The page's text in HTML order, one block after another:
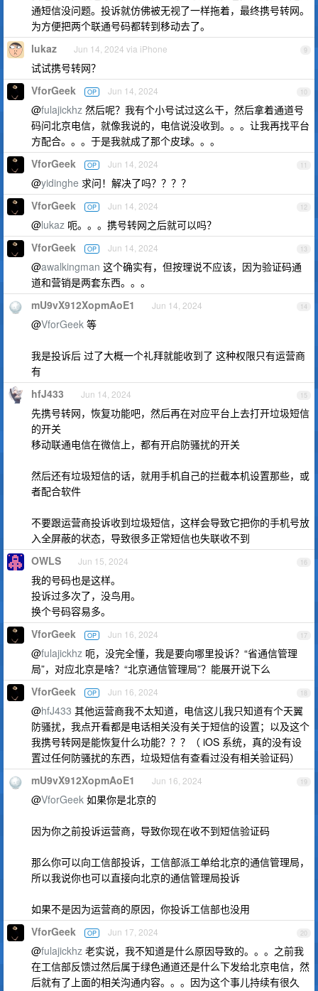
通短信没问题。投诉就仿佛被无视了一样拖着，最终携号转网。
为方便把两个联通号码都转到移动去了。
9
lukaz Jun 14, 2024 via iPhone
试试携号转网？
10
VforGeek OP Jun 14, 2024
@fulajickhz 然后呢？我有个小号试过这么干，然后拿着通道号
码问北京电信，就像我说的，电信说没收到。。。让我再找平台
方配合。。。于是我就成了那个皮球。。。
11
VforGeek OP Jun 14, 2024
@yidinghe 求问！解决了吗？？？？
12
VforGeek OP Jun 14, 2024
@lukaz 呃。。。携号转网之后就可以吗？
13
VforGeek OP Jun 14, 2024
@awalkingman 这个确实有，但按理说不应该，因为验证码通
道和营销是两套东西。。。
14
mU9vX912XopmAoE1 Jun 14, 2024
@VforGeek 等
我是投诉后 过了大概一个礼拜就能收到了 这种权限只有运营商
有
15
hfJ433 Jun 14, 2024
先携号转网，恢复功能吧，然后再在对应平台上去打开垃圾短信
的开关
移动联通电信在微信上，都有开启防骚扰的开关
然后还有垃圾短信的话，就用手机自己的拦截本机设置那些，或
者配合软件
不要跟运营商投诉收到垃圾短信，这样会导致它把你的手机号放
入全屏蔽的状态，导致很多正常短信也失联收不到
16
OWLS Jun 15, 2024
我的号码也是这样。
投诉过多次了，没鸟用。
换个号码容易多。
17
VforGeek OP Jun 16, 2024
@fulajickhz 呃，没完全懂，我是要向哪里投诉？“省通信管理
局”，对应北京是啥？“北京通信管理局”？能展开说下么
18
VforGeek OP Jun 16, 2024
@hfJ433 其他运营商我不太知道，电信这儿我只知道有个天翼
防骚扰，我点开看都是电话相关没有关于短信的设置；以及这个
我携号转网是能恢复什么功能？？？（ iOS 系统，真的没有设
置过任何防骚扰的东西，垃圾短信有查看过没有相关验证码）
19
mU9vX912XopmAoE1 Jun 16, 2024
@VforGeek 如果你是北京的
因为你之前投诉运营商，导致你现在收不到短信验证码
那么你可以向工信部投诉，工信部派工单给北京的通信管理局，
所以我说你也可以直接向北京的通信管理局投诉
如果不是因为运营商的原因，你投诉工信部也没用
20
VforGeek OP Jun 17, 2024
@fulajickhz 老实说，我不知道是什么原因导致的。。。之前我
在工信部反馈过然后属于绿色通道还是什么下发给北京电信，然
后就有了上面的相关沟通内容。。。因为这个事儿持续有很久